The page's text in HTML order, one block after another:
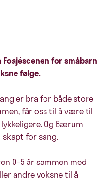
for småbarn
følge.
er bra for både store
får oss til å være til
Og Bærum
skapt for sang.
0–5 år sammen med
andre voksne til å